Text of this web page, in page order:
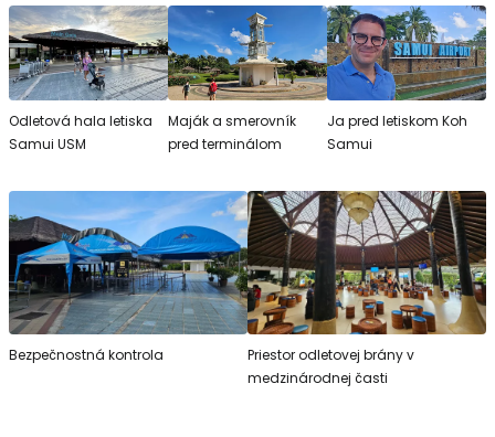
Odletová hala letiska
Samui USM
Maják a smerovník
pred terminálom
Ja pred letiskom Koh
Samui
Bezpečnostná kontrola
Priestor odletovej brány v
medzinárodnej časti